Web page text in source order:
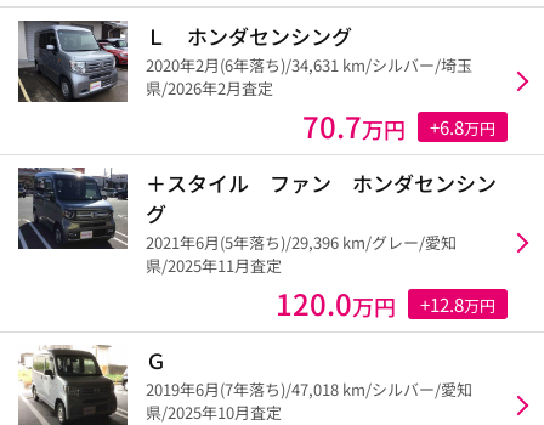
Ｌ ホンダセンシング
2020年2月(6年落ち)/34,631 km/シルバー/埼玉
県/2026年2月査定
70.7万円 +6.8万円
＋スタイル ファン ホンダセンシン
グ
2021年6月(5年落ち)/29,396 km/グレー/愛知
県/2025年11月査定
120.0万円 +12.8万円
Ｇ
2019年6月(7年落ち)/47,018 km/シルバー/愛知
県/2025年10月査定